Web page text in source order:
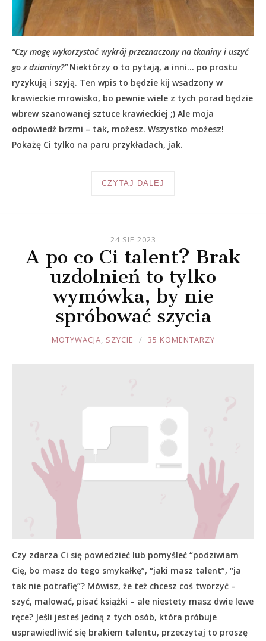
“Czy mogę wykorzystać wykrój przeznaczony na tkaniny i uszyć
go z dzianiny?”Niektórzy o to pytają, a inni… po prostu
ryzykują i szyją. Ten wpis to będzie kij wsadzony w
krawieckie mrowisko, bo pewnie wiele z tych porad będzie
wbrew szanowanej sztuce krawieckiej ;) Ale moja
odpowiedź brzmi – tak, możesz. Wszystko możesz!
Pokażę Ci tylko na paru przykładach, jak.
CZYTAJ DALEJ
24 SIE 2023
A po co Ci talent? Brak
uzdolnień to tylko
wymówka, by nie
spróbować szycia
JOULE
MOTYWACJA, SZYCIE 35 KOMENTARZY
Czy zdarza Ci się powiedzieć lub pomyśleć “podziwiam
Cię, bo masz do tego smykałkę”, “jaki masz talent”, “ja
tak nie potrafię”? Mówisz, że też chcesz coś tworzyć –
szyć, malować, pisać książki – ale niestety masz dwie lewe
ręce? Jeśli jesteś jedną z tych osób, która próbuje
usprawiedliwić się brakiem talentu, przeczytaj to proszę